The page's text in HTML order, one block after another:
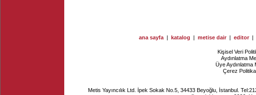
ana sayfa | katalog | metise dair | editor |
Kişisel Veri
Aydınlatma
Üye Aydınlatma
Çerez
Metis Yayıncılık Ltd. İpek Sokak No.5, 34433 Beyoğlu, İstanbul.